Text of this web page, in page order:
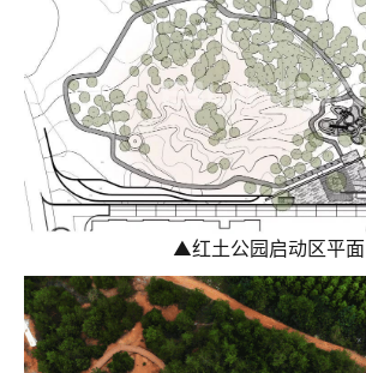
▲红土公园启动区平面